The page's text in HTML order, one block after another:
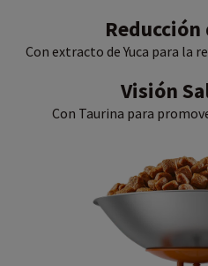
Con extracto de Yuca para la
Visión
Con Taurina para